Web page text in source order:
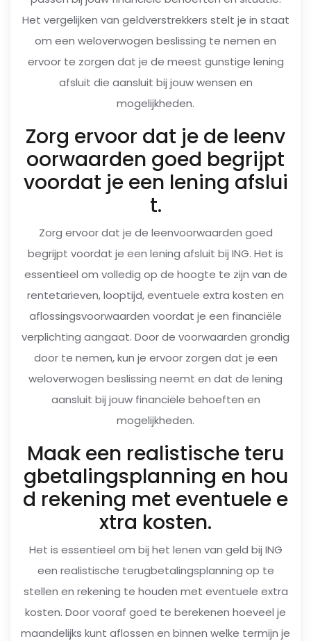
Het vergelijken van geldverstrekkers stelt je in staat
om een weloverwogen beslissing te nemen en
ervoor te zorgen dat je de meest gunstige lening
afsluit die aansluit bij jouw wensen en
mogelijkheden.
Zorg ervoor dat je de leenv
oorwaarden goed begrijpt
voordat je een lening afslui
t.
Zorg ervoor dat je de leenvoorwaarden goed
begrijpt voordat je een lening afsluit bij ING. Het is
essentieel om volledig op de hoogte te zijn van de
rentetarieven, looptijd, eventuele extra kosten en
aflossingsvoorwaarden voordat je een financiële
verplichting aangaat. Door de voorwaarden grondig
door te nemen, kun je ervoor zorgen dat je een
weloverwogen beslissing neemt en dat de lening
aansluit bij jouw financiële behoeften en
mogelijkheden.
Maak een realistische teru
gbetalingsplanning en hou
d rekening met eventuele e
xtra kosten.
Het is essentieel om bij het lenen van geld bij ING
een realistische terugbetalingsplanning op te
stellen en rekening te houden met eventuele extra
kosten. Door vooraf goed te berekenen hoeveel je
maandelijks kunt aflossen en binnen welke termijn je